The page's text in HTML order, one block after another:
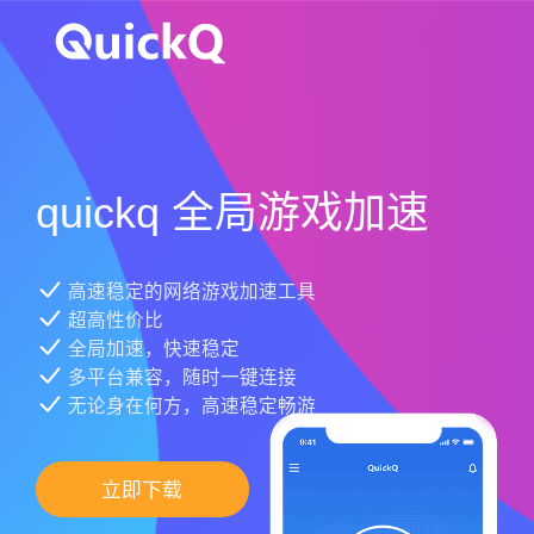
quickq 全局游戏加速
高速稳定的网络游戏加速工具
超高性价比
全局加速，快速稳定
多平台兼容，随时一键连接
无论身在何方，高速稳定畅游
立即下载